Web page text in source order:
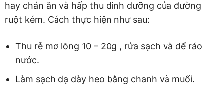
hay chán ăn và hấp thu dinh dưỡng của đường
ruột kém. Cách thực hiện như sau:
Thu rễ mơ lông 10 – 20g , rửa sạch và để ráo
nước.
Làm sạch dạ dày heo bằng chanh và muối.